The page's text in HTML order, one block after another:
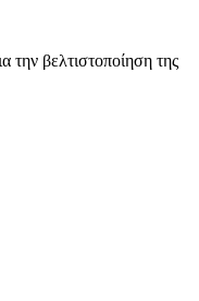
την βελτιστοποίηση της